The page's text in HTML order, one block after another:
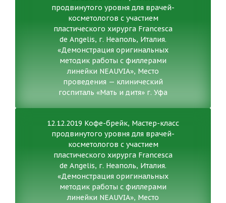
продвинутого уровня для врачей-
косметологов с участием
пластического хирурга Francesca
de Angelis, г. Неаполь, Италия.
«Демонстрация оригинальных
методик работы с филлерами
линейки NEAUVIA», Место
проведения — клинический
госпиталь «Мать и дитя» г. Уфа
12.12.2019 Кофе-брейк, Мастер-класс
продвинутого уровня для врачей-
косметологов с участием
пластического хирурга Francesca
de Angelis, г. Неаполь, Италия.
«Демонстрация оригинальных
методик работы с филлерами
линейки NEAUVIA», Место